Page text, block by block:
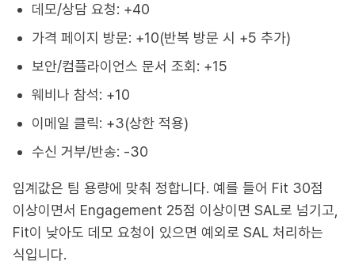
데모/상담 요청: +40
가격 페이지 방문: +10(반복 방문 시 +5 추가)
보안/컴플라이언스 문서 조회: +15
웨비나 참석: +10
이메일 클릭: +3(상한 적용)
수신 거부/반송: -30
임계값은 팀 용량에 맞춰 정합니다. 예를 들어 Fit 30점
이상이면서 Engagement 25점 이상이면 SAL로 넘기고,
Fit이 낮아도 데모 요청이 있으면 예외로 SAL 처리하는
식입니다.